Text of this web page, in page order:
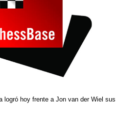
logró hoy frente a Jon van der Wiel sus